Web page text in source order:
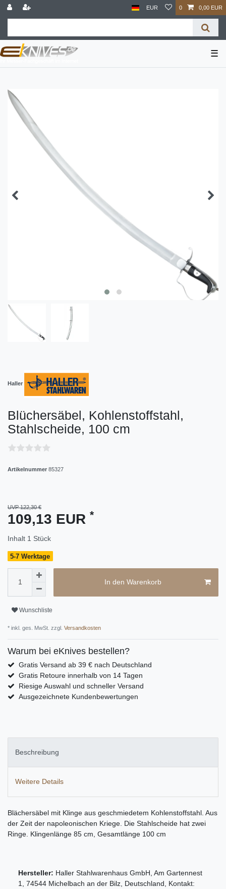
EUR 0 0,00 EUR
☰
Haller
Blüchersäbel, Kohlenstoffstahl,
Stahlscheide, 100 cm
Artikelnummer 85327
UVP 122,30 €
109,13 EUR *
Inhalt 1 Stück
5-7 Werktage
In den Warenkorb
Wunschliste
* inkl. ges. MwSt. zzgl. Versandkosten
Warum bei eKnives bestellen?
Gratis Versand ab 39 € nach Deutschland
Gratis Retoure innerhalb von 14 Tagen
Riesige Auswahl und schneller Versand
Ausgezeichnete Kundenbewertungen
Beschreibung
Weitere Details
Blächersäbel mit Klinge aus geschmiedetem Kohlenstoffstahl. Aus
der Zeit der napoleonischen Kriege. Die Stahlscheide hat zwei
Ringe. Klingenlänge 85 cm, Gesamtlänge 100 cm
Hersteller: Haller Stahlwarenhaus GmbH Am Gartennest
1
74544 Michelbach an der Bilz Deutschland , Kontakt: